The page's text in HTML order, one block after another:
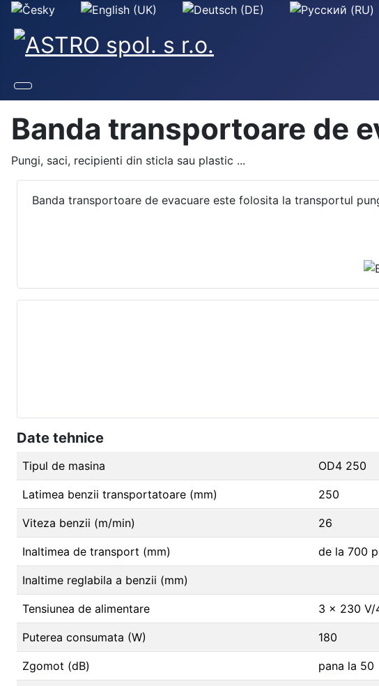
Selectați limba dvs
Banda transportoare de
Pungi, saci, recipienti din sticla sau plastic ...
Banda transportoare de evacuare este folosita la transportul
Date tehnice
Tipul de masina OD4 250
Latimea benzii transportatoare (mm) 250
Viteza benzii (m/min) 26
Inaltimea de transport (mm) de la 700
Inaltime reglabila a benzii (mm)
Tensiunea de alimentare 3 x 230 V/
Puterea consumata (W) 180
Zgomot (dB) pana la 50